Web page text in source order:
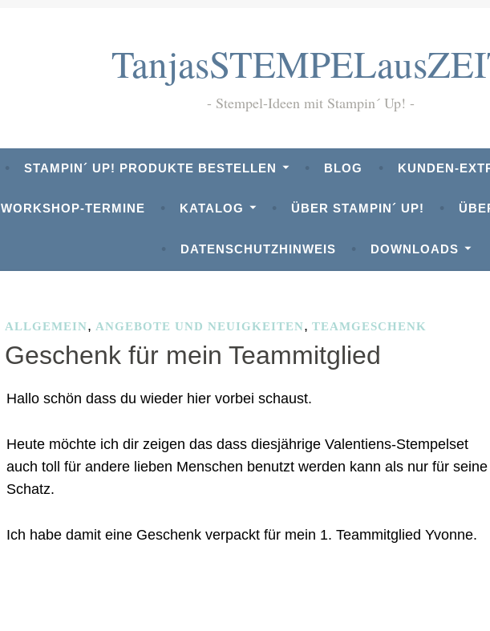
Stempel-Ideen mit Stampin´ Up!
STAMPIN´ UP! PRODUKTE BESTELLEN BLOG KUNDEN-
WORKSHOP-TERMINE KATALOG ÜBER STAMPIN´ UP!
DATENSCHUTZHINWEIS DOWNLOADS
SCHLAGWORT:STEMPELSET DEFINITION VON GLÜCK
ALLGEMEIN,ANGEBOTE UND NEUIGKEITEN,TEAMGESCHENK
Geschenk für mein Teammitglied
Hallo schön dass du wieder hier vorbei schaust.
Heute möchte ich dir zeigen das dass diesjährige Valentiens-Stempelset
auch toll für andere lieben Menschen benutzt werden kann als nur für seine
Schatz.
Ich habe damit eine Geschenk verpackt für mein 1. Teammitglied Yvonne.